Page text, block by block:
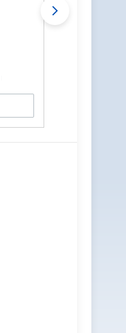
N. Баку в